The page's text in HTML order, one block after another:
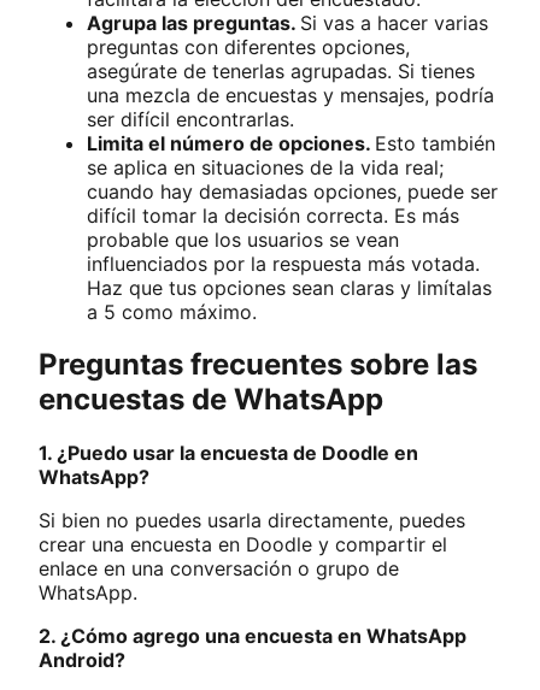
Agrupa las preguntas. Si vas a hacer varias
preguntas con diferentes opciones,
asegúrate de tenerlas agrupadas. Si tienes
una mezcla de encuestas y mensajes, podría
ser difícil encontrarlas.
Limita el número de opciones. Esto también
se aplica en situaciones de la vida real;
cuando hay demasiadas opciones, puede ser
difícil tomar la decisión correcta. Es más
probable que los usuarios se vean
influenciados por la respuesta más votada.
Haz que tus opciones sean claras y limítalas
a 5 como máximo.
Preguntas frecuentes sobre las
encuestas de WhatsApp
1. ¿Puedo usar la encuesta de Doodle en
WhatsApp?
Si bien no puedes usarla directamente, puedes
crear una encuesta en Doodle y compartir el
enlace en una conversación o grupo de
WhatsApp.
2. ¿Cómo agrego una encuesta en WhatsApp
Android?